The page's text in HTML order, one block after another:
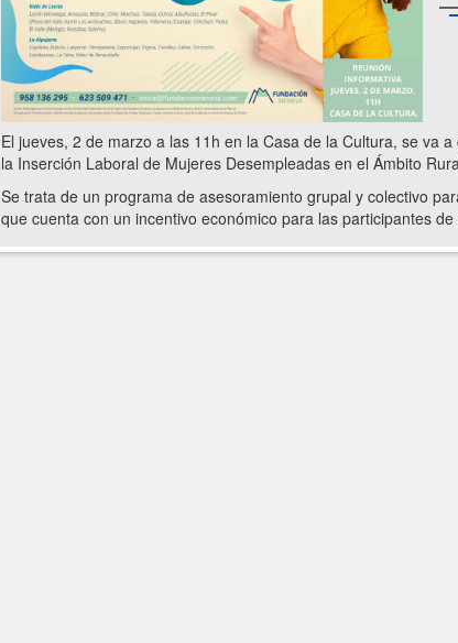
El jueves, 2 de marzo a las 11h en la Casa de la Cultura, se va
la Inserción Laboral de Mujeres Desempleadas en el Ámbito
Se trata de un programa de asesoramiento grupal y colectivo
que cuenta con un incentivo económico para las participantes de